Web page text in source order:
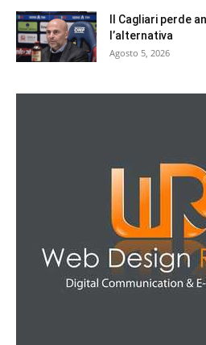
Il Cagliari perde
l’alternativa
Agosto 5, 2026